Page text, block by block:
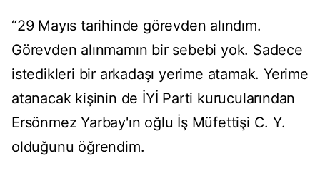
“29 Mayıs tarihinde görevden alındım.
Görevden alınmamın bir sebebi yok. Sadece
istedikleri bir arkadaşı yerime atamak. Yerime
atanacak kişinin de İYİ Parti kurucularından
Ersönmez Yarbay'ın oğlu İş Müfettişi C. Y.
olduğunu öğrendim.